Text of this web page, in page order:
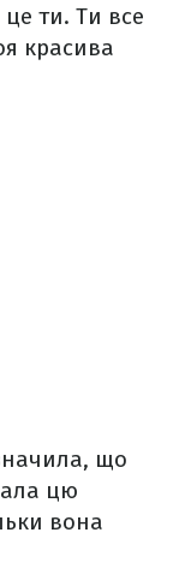
ти. Ти все
красива
що
цю
вона